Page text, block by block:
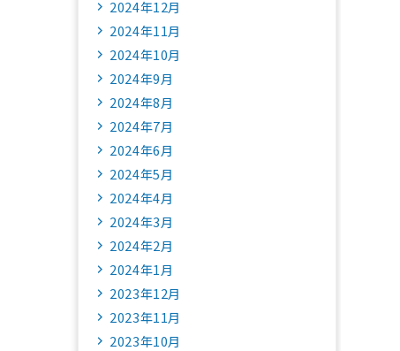
2024年12月
2024年11月
2024年10月
2024年9月
2024年8月
2024年7月
2024年6月
2024年5月
2024年4月
2024年3月
2024年2月
2024年1月
2023年12月
2023年11月
2023年10月